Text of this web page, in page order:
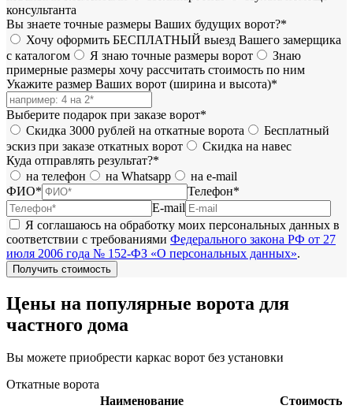
консультанта
Вы знаете точные размеры Ваших будущих ворот?*
Хочу оформить БЕСПЛАТНЫЙ выезд Вашего замерщика
с каталогом
Я знаю точные размеры ворот
Знаю
примерные размеры хочу рассчитать стоимость по ним
Укажите размер Ваших ворот (ширина и высота)*
Выберите подарок при заказе ворот*
Скидка 3000 рублей на откатные ворота
Бесплатный
эскиз при заказе откатных ворот
Скидка на навес
Куда отправлять результат?*
на телефон
на Whatsapp
на e-mail
ФИО*
Телефон*
E-mail
Я соглашаюсь на обработку моих персональных данных в
соответствии с требованиями Федерального закона РФ от 27
июля 2006 года № 152-ФЗ «О персональных данных».
Цены на популярные ворота для
частного дома
Вы можете приобрести каркас ворот без установки
Откатные ворота
Наименование
Стоимость